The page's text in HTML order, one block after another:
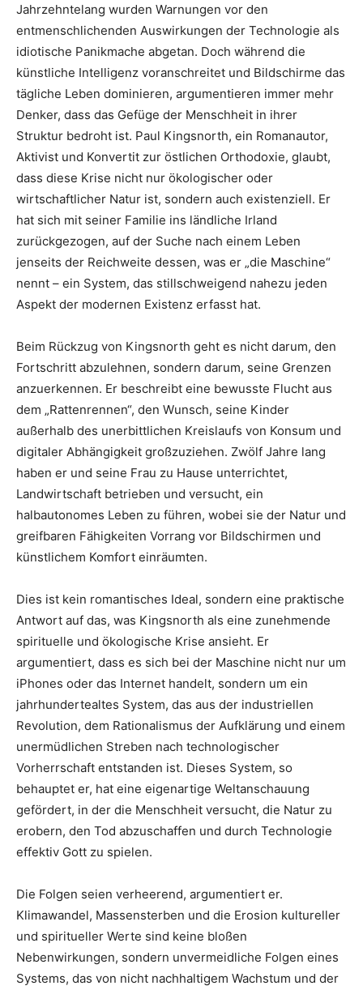
Jahrzehntelang wurden Warnungen vor den
entmenschlichenden Auswirkungen der Technologie als
idiotische Panikmache abgetan. Doch während die
künstliche Intelligenz voranschreitet und Bildschirme das
tägliche Leben dominieren, argumentieren immer mehr
Denker, dass das Gefüge der Menschheit in ihrer
Struktur bedroht ist. Paul Kingsnorth, ein Romanautor,
Aktivist und Konvertit zur östlichen Orthodoxie, glaubt,
dass diese Krise nicht nur ökologischer oder
wirtschaftlicher Natur ist, sondern auch existenziell. Er
hat sich mit seiner Familie ins ländliche Irland
zurückgezogen, auf der Suche nach einem Leben
jenseits der Reichweite dessen, was er „die Maschine“
nennt – ein System, das stillschweigend nahezu jeden
Aspekt der modernen Existenz erfasst hat.
Beim Rückzug von Kingsnorth geht es nicht darum, den
Fortschritt abzulehnen, sondern darum, seine Grenzen
anzuerkennen. Er beschreibt eine bewusste Flucht aus
dem „Rattenrennen“, den Wunsch, seine Kinder
außerhalb des unerbittlichen Kreislaufs von Konsum und
digitaler Abhängigkeit großzuziehen. Zwölf Jahre lang
haben er und seine Frau zu Hause unterrichtet,
Landwirtschaft betrieben und versucht, ein
halbautonomes Leben zu führen, wobei sie der Natur und
greifbaren Fähigkeiten Vorrang vor Bildschirmen und
künstlichem Komfort einräumten.
Dies ist kein romantisches Ideal, sondern eine praktische
Antwort auf das, was Kingsnorth als eine zunehmende
spirituelle und ökologische Krise ansieht. Er
argumentiert, dass es sich bei der Maschine nicht nur um
iPhones oder das Internet handelt, sondern um ein
jahrhundertealtes System, das aus der industriellen
Revolution, dem Rationalismus der Aufklärung und einem
unermüdlichen Streben nach technologischer
Vorherrschaft entstanden ist. Dieses System, so
behauptet er, hat eine eigenartige Weltanschauung
gefördert, in der die Menschheit versucht, die Natur zu
erobern, den Tod abzuschaffen und durch Technologie
effektiv Gott zu spielen.
Die Folgen seien verheerend, argumentiert er.
Klimawandel, Massensterben und die Erosion kultureller
und spiritueller Werte sind keine bloßen
Nebenwirkungen, sondern unvermeidliche Folgen eines
Systems, das von nicht nachhaltigem Wachstum und der